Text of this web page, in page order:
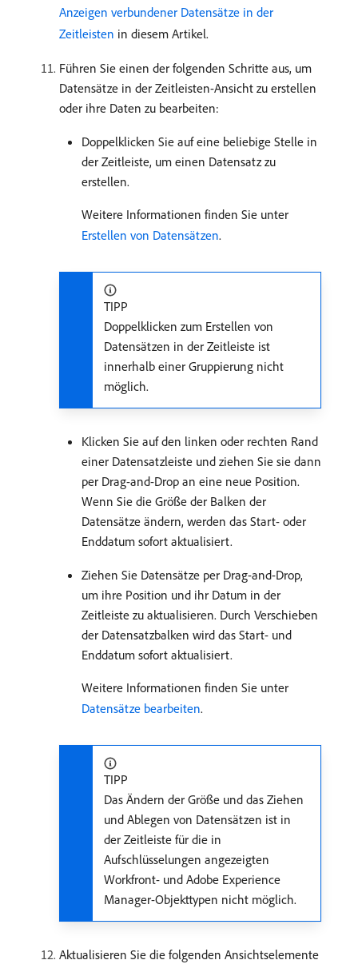
Anzeigen verbundener Datensätze in der
Zeitleisten in diesem Artikel.
Führen Sie einen der folgenden Schritte aus, um
Datensätze in der Zeitleisten-Ansicht zu erstellen
oder ihre Daten zu bearbeiten:
Doppelklicken Sie auf eine beliebige Stelle in
der Zeitleiste, um einen Datensatz zu
erstellen.
Weitere Informationen finden Sie unter
Erstellen von Datensätzen.
TIPP
Doppelklicken zum Erstellen von
Datensätzen in der Zeitleiste ist
innerhalb einer Gruppierung nicht
möglich.
Klicken Sie auf den linken oder rechten Rand
einer Datensatzleiste und ziehen Sie sie dann
per Drag-and-Drop an eine neue Position.
Wenn Sie die Größe der Balken der
Datensätze ändern, werden das Start- oder
Enddatum sofort aktualisiert.
Ziehen Sie Datensätze per Drag-and-Drop,
um ihre Position und ihr Datum in der
Zeitleiste zu aktualisieren. Durch Verschieben
der Datensatzbalken wird das Start- und
Enddatum sofort aktualisiert.
Weitere Informationen finden Sie unter
Datensätze bearbeiten.
TIPP
Das Ändern der Größe und das Ziehen
und Ablegen von Datensätzen ist in
der Zeitleiste für die in
Aufschlüsselungen angezeigten
Workfront- und Adobe Experience
Manager-Objekttypen nicht möglich.
Aktualisieren Sie die folgenden Ansichtselemente